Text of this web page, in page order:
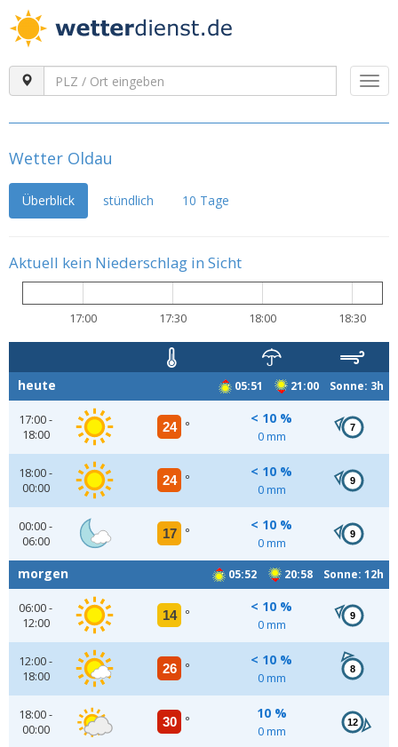
Wetter Oldau
Überblick stündlich 10 Tage
Aktuell kein Niederschlag in Sicht
17:00 17:30 18:00 18:30
05:51 21:00 Sonne: 3h
heute
17:00 -
18:00
24 °
< 10 %
0 mm
7
18:00 -
00:00
24 °
< 10 %
0 mm
9
00:00 -
06:00
17 °
< 10 %
0 mm
9
05:52 20:58 Sonne: 12h
morgen
06:00 -
12:00
14 °
< 10 %
0 mm
9
12:00 -
18:00
26 °
< 10 %
0 mm
8
18:00 -
00:00
30 °
10 %
0 mm
12